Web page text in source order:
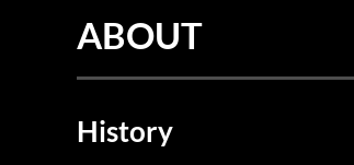
ABOUT
History